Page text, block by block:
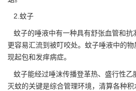
2.蚊子
蚊子的唾液中有一种具有舒张血管和抗
更容易汇流到被叮咬处。蚊子唾液中的
现起包和发痒病症。
蚊子能经过唾沫传播登革热、盛行性乙
灭蚊的关键是综合管理环境，清算各种积